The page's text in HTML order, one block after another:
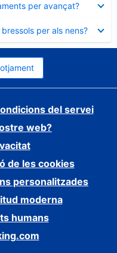
per avançat?
per als nens?
del servei
web?
de les cookies
personalitzades
moderna
humans